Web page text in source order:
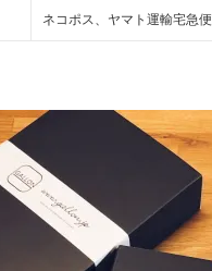
ネコポス、ヤマト運輸宅急便